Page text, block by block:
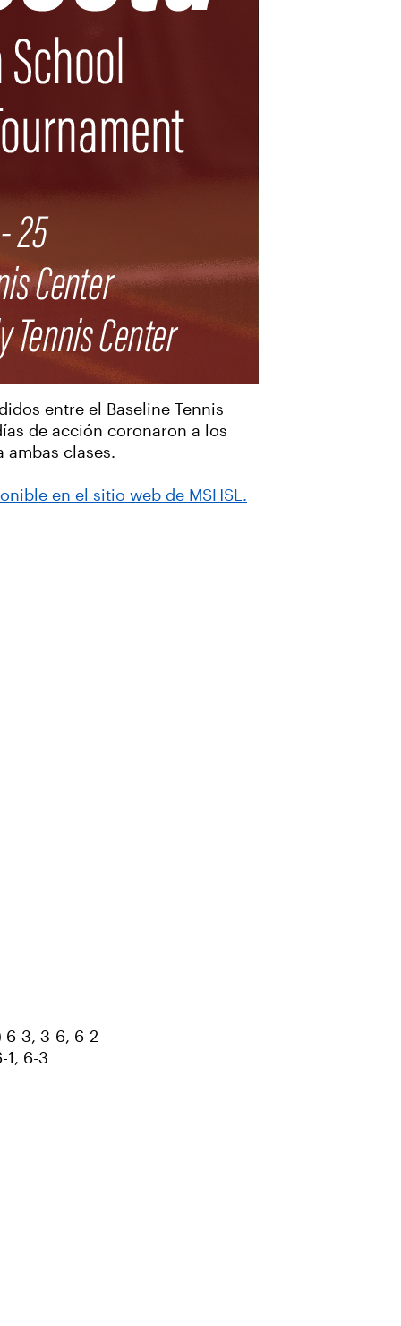
entre el Baseline Tennis
de acción coronaron a los
ambas clases.
en el sitio web de MSHSL.
3, 3-6, 6-2
6-3